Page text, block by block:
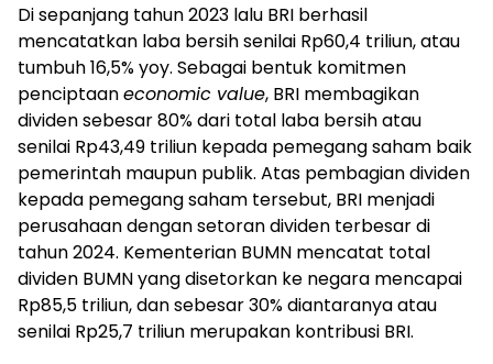
Di sepanjang tahun 2023 lalu BRI berhasil
mencatatkan laba bersih senilai Rp60,4 triliun, atau
tumbuh 16,5% yoy. Sebagai bentuk komitmen
penciptaaneconomic value, BRI membagikan
dividen sebesar 80% dari total laba bersih atau
senilai Rp43,49 triliun kepada pemegang saham baik
pemerintah maupun publik. Atas pembagian dividen
kepada pemegang saham tersebut, BRI menjadi
perusahaan dengan setoran dividen terbesar di
tahun 2024. Kementerian BUMN mencatat total
dividen BUMN yang disetorkan ke negara mencapai
Rp85,5 triliun, dan sebesar 30% diantaranya atau
senilai Rp25,7 triliun merupakan kontribusi BRI.